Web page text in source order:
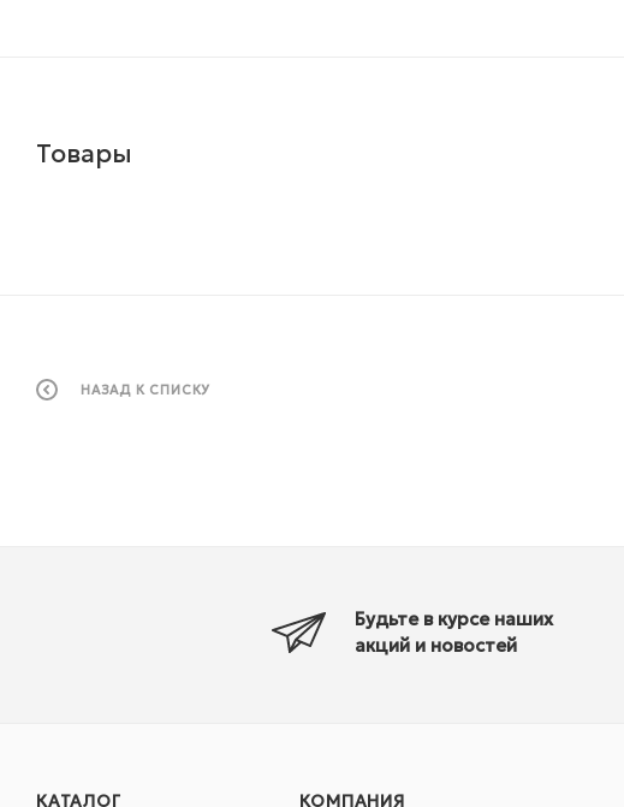
Товары
НАЗАД К СПИСКУ
Будьте в курсе наших
акций и новостей
КАТАЛОГ КОМПАНИЯ